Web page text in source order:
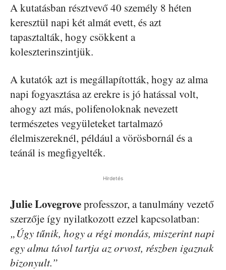
A kutatásban résztvevő 40 személy 8 héten
keresztül napi két almát evett, és azt
tapasztalták, hogy csökkent a
koleszterinszintjük.
A kutatók azt is megállapították, hogy az alma
napi fogyasztása az erekre is jó hatással volt,
ahogy azt más, polifenoloknak nevezett
természetes vegyületeket tartalmazó
élelmiszereknél, például a vörösbornál és a
teánál is megfigyelték.
Hirdetés
Julie Lovegroveprofesszor, a tanulmány vezető
szerzője így nyilatkozott ezzel kapcsolatban:
„Úgy tűnik, hogy a régi mondás, miszerint napi
egy alma távol tartja az orvost, részben igaznak
bizonyult.”